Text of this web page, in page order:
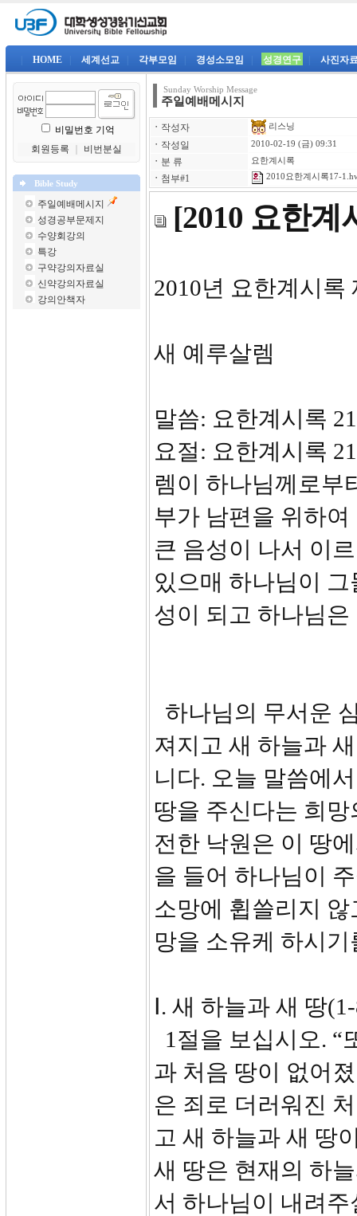
HOME 세계선교 각부모임 경성소모임 성경연구 사진자
비밀번호 기억
회원등록
비번분실
Bible Study
주일예배메시지
성경공부문제지
수양회강의
특강
구약강의자료실
신약강의자료실
강의안책자
Sunday Worship Message
주일예배메시지
ㆍ 작성자 리스닝
ㆍ 작성일 2010-02-19 (금) 09:31
ㆍ 분 류 요한계시록
ㆍ 첨부#1 2010요한계시록17-
[2010 요한계
2010년 요한계시록
새 예루살렘
말씀: 요한계시록
요절: 요한계시록
렘이 하나님께로부
부가 남편을 위하
큰 음성이 나서 이
있으매 하나님이
성이 되고 하나님
하나님의 무서운
져지고 새 하늘과
니다. 오늘 말씀에
땅을 주신다는 희
전한 낙원은 이 땅
을 들어 하나님이
소망에 휩쓸리지
망을 소유케 하시
Ⅰ. 새 하늘과 새 땅
1절을 보십시오. “
과 처음 땅이 없어
은 죄로 더러워진
고 새 하늘과 새 땅
새 땅은 현재의 하
서 하나님이 내려